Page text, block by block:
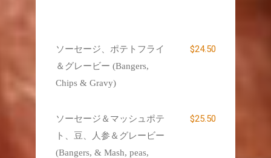
ソーセージ、ポテトフライ
＆グレービー (Bangers,
Chips & Gravy)
$24.50
ソーセージ＆マッシュポテ
ト、豆、人参＆グレービー
(Bangers, & Mash, peas,
$25.50